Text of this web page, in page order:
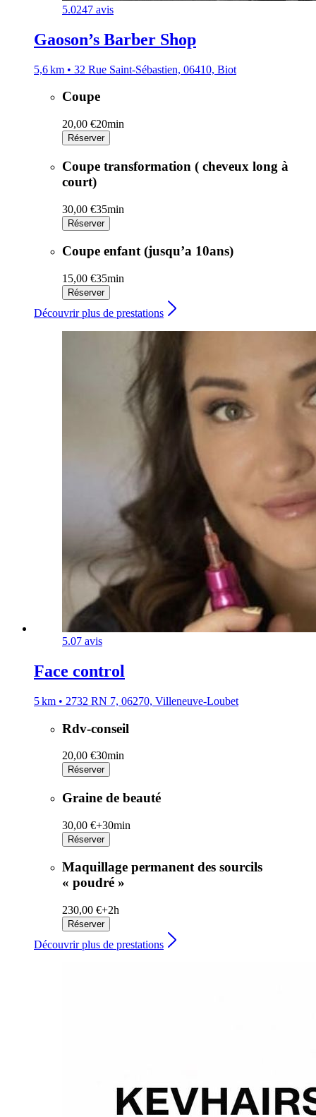
5.0247 avis
Gaoson’s Barber Shop
5,6 km • 32 Rue Saint-Sébastien, 06410, Biot
Coupe
20,00 €20min
Réserver
Coupe transformation ( cheveux long à
court)
30,00 €35min
Réserver
Coupe enfant (jusqu’a 10ans)
15,00 €35min
Réserver
Découvrir plus de prestations
5.07 avis
Face control
5 km • 2732 RN 7, 06270, Villeneuve-Loubet
Rdv-conseil
20,00 €30min
Réserver
Graine de beauté
30,00 €+30min
Réserver
Maquillage permanent des sourcils
« poudré »
230,00 €+2h
Réserver
Découvrir plus de prestations